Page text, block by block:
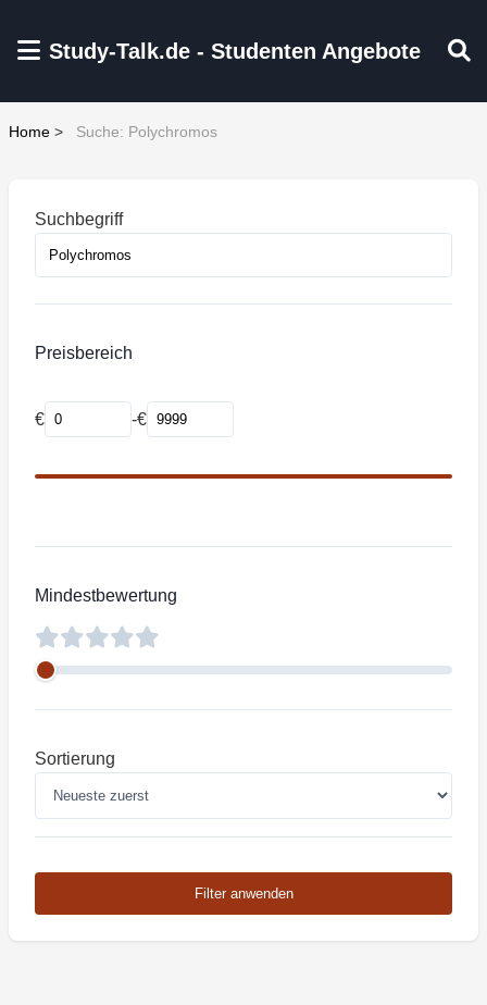
Study-Talk.de - Studenten Angebote
Home > Suche: Polychromos
Suchbegriff
Preisbereich
Mindestpreis
€ -
Maximalpreis
€
Mindestbewertung
Sortierung
Filter anwenden